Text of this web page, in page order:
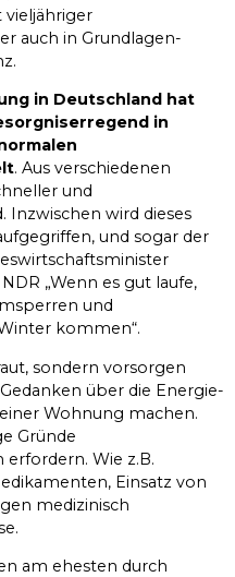
auch in Grundlagen-
in Deutschland hat
in
. Aus verschiedenen
und
Inzwischen wird dieses
und sogar der
„Wenn es gut laufe,
und
kommen“.
sondern vorsorgen
über die Energie-
Wohnung machen.
Gründe
Wie z.B.
Einsatz von
medizinisch
am ehesten durch